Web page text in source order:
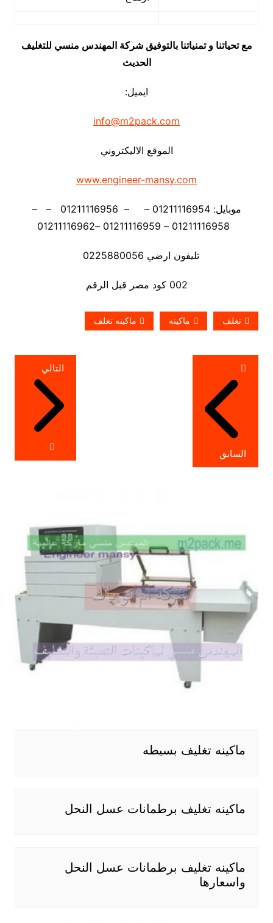
مع تحياتنا و تمنياتنا بالتوفيق شركة المهندس منسي للتغليف
الحديث
ايميل:
info@m2pack.com
الموقع الاليكتروني
www.engineer-mansy.com
موبايل: 01211116954 – – 01211116956 – –
تليفون ارضي 0225880056
002 كود مصر قبل الرقم
تغلف ماكينه ماكينه تغلف
تصفّح
المقالات
السابق
التالي
ماكينه تغليف بسيطه
ماكينه تغليف برطمانات عسل النحل
ماكينه تغليف برطمانات عسل النحل
واسعارها